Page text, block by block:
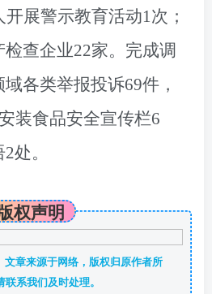
展警示教育活动1次；
查企业22家。完成调
各类举报投诉69件，
装食品安全宣传栏6
处。
权声明
文章来源于网络，版权归原作者所
系我们及时处理。